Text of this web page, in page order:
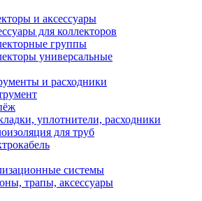
и аксессуары
для коллекторов
группы
универсальные
и расходники
уплотнители, расходники
для труб
системы
трапы, аксессуары